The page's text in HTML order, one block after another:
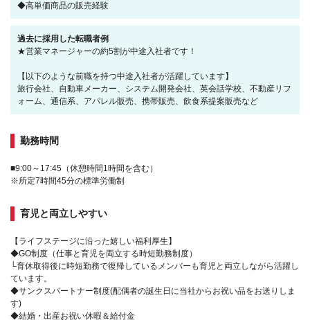
◆高単価商品の販売経験
過去に採用した転職者例
★営業マネージャーの約5割が中途入社者です！
【以下のような前職を持つ中途入社者が活躍しています】
旅行会社、自動車メーカー、システム開発会社、英会話学校、不動産リフ
ォーム、通信系、アパレル販売、携帯販売、飲食系提案販売など
勤務時間
■9:00～17:45（休憩時間1時間を含む）
※所定7時間45分の標準労働制
育児と両立しやすい
【ライフステージに沿った嬉しい福利厚生】
◆GO制度（仕事と育児を両立する時短勤務制度）
└育休取得後に時短勤務で復帰しているメンバーも育児と両立しながら活躍し
ています。
◆サンクスパートナー制度(配偶者の誕生日に当社からお祝い品をお送りしま
す)
◆結婚・出産お祝い休暇＆給付金